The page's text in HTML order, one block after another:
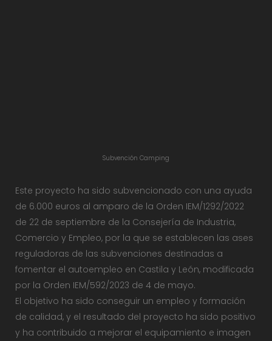
Subvención Camping
Este proyecto ha sido subvencionado con una ayuda
de 6.000 euros al amparo de la Orden IEM/1292/2022
de 22 de septiembre de la Consejería de Industria,
Comercio y Empleo, por la que se establecen las ases
reguladoras de las subvenciones destinadas a
fomentar el autoempleo en Castila y León, modificada
por la Orden IEM/592/2023 de 4 de mayo.
El objetivo ha sido conseguir un empleo y formación
de calidad, y el resultado del proyecto ha sido positivo
y ha contribuido a mejorar el equipamiento e imagen